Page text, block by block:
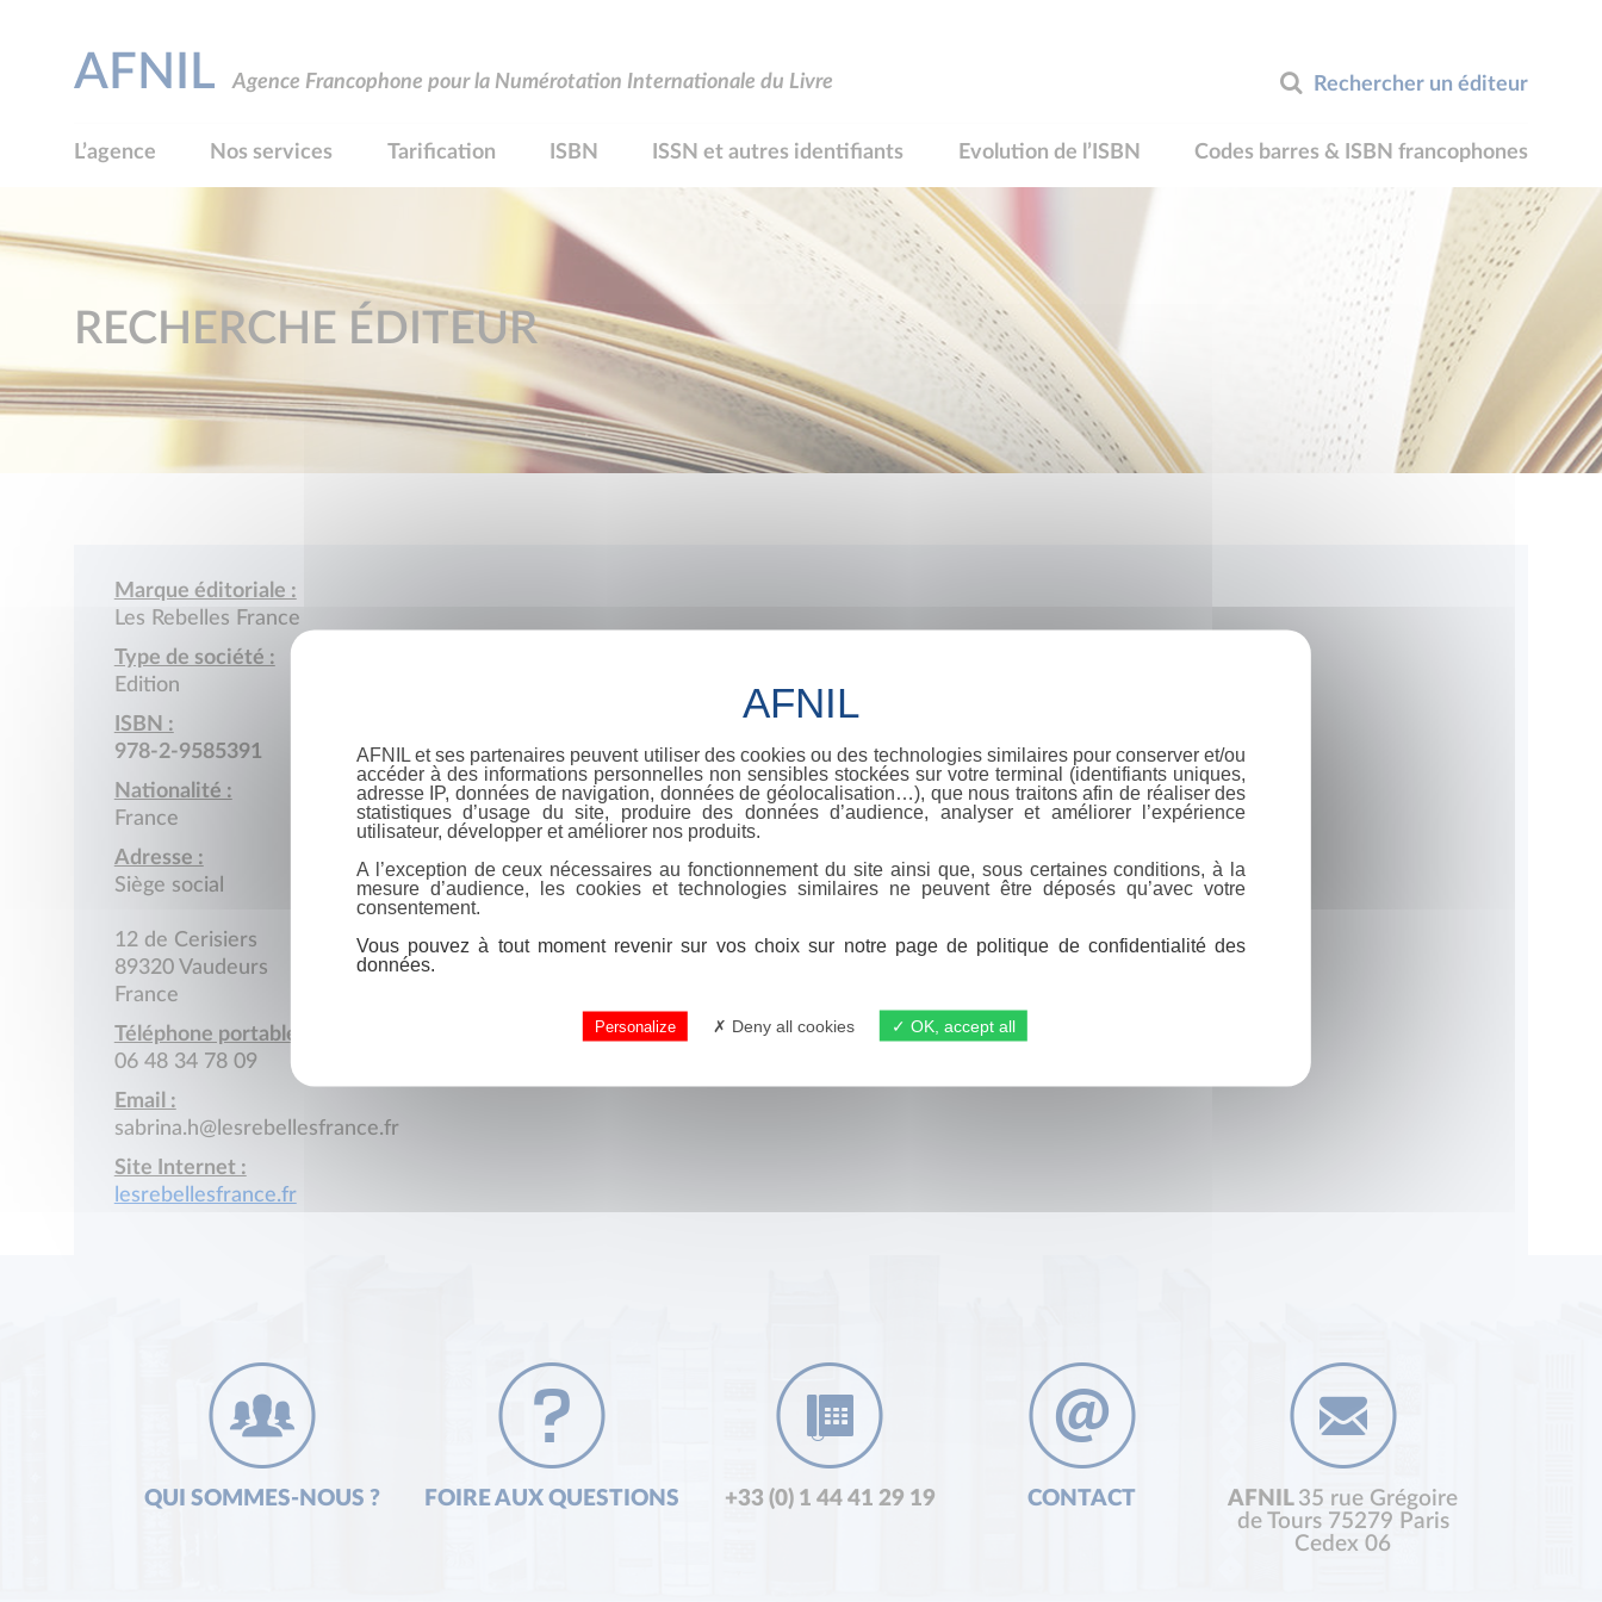
Rechercher un éditeur
AFNIL Agence Francophone pour la Numérotation Internationale du Livre
L’agence Nos services Tarification ISBN ISSN et autres identifiants Evolution de l’ISBN Codes barres & ISBN francophones
RECHERCHE ÉDITEUR
Marque éditoriale :
Les Rebelles France
Type de société :
Edition
ISBN :
978-2-9585391
Nationalité :
France
Adresse :
Siège social
12 de Cerisiers
89320 Vaudeurs
France
Téléphone portable :
06 48 34 78 09
Email :
sabrina.h@lesrebellesfrance.fr
Site Internet :
lesrebellesfrance.fr
QUI SOMMES-NOUS ? FOIRE AUX QUESTIONS +33 (0) 1 44 41 29 19 CONTACT AFNIL 35 rue Grégoire
de Tours 75279 Paris
Cedex 06
AFNIL et ses partenaires peuvent utiliser des cookies ou des technologies similaires pour conserver et/ou
accéder à des informations personnelles non sensibles stockées sur votre terminal (identifiants uniques,
adresse IP, données de navigation, données de géolocalisation…), que nous traitons afin de réaliser des
statistiques d’usage du site, produire des données d’audience, analyser et améliorer l’expérience
utilisateur, développer et améliorer nos produits.
A l’exception de ceux nécessaires au fonctionnement du site ainsi que, sous certaines conditions, à la
mesure d’audience, les cookies et technologies similaires ne peuvent être déposés qu’avec votre
consentement.
Vous pouvez à tout moment revenir sur vos choix sur notre page de politique de confidentialité des
données.
Personalize Deny all cookies OK, accept all